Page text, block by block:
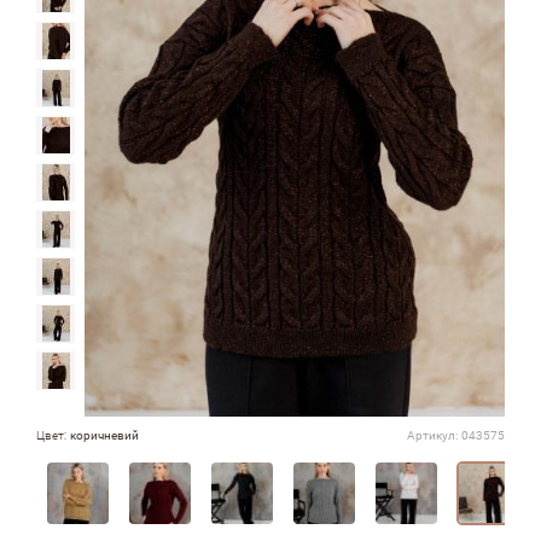
Цвет: коричневий Артикул: 043575